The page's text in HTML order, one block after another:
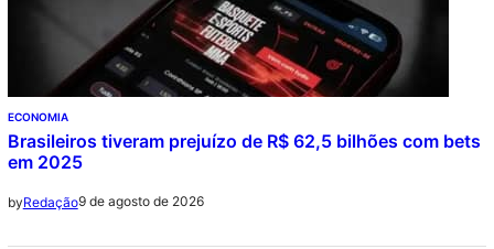
ECONOMIA
Brasileiros tiveram prejuízo de R$ 62,5 bilhões com bets
em 2025
byRedação9 de agosto de 2026